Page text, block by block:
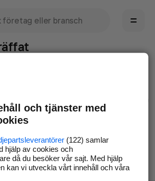
och snabbare kan avhjälpa det.
i webbläsaren och försök igen
och tjänster med
(122) samlar
hjälp av cookies och
då du besöker vår sajt. Med hjälp
kan vi utveckla vårt innehåll och våra